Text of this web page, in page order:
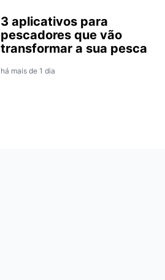
3 aplicativos para
pescadores que vão
transformar a sua pesca
há mais de 1 dia